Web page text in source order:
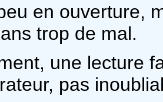
en ouverture,
trop de mal.
une lecture
pas